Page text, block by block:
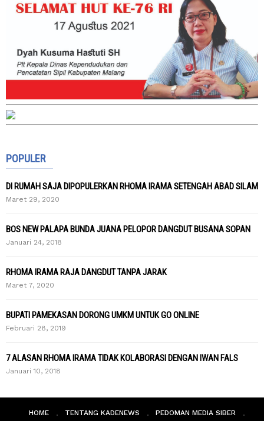
POPULER
DI RUMAH SAJA DIPOPULERKAN RHOMA IRAMA SETENGAH ABAD SILAM
Maret 29, 2020
BOS NEW PALAPA BUNDA JUANA PELOPOR DANGDUT BUSANA SOPAN
Januari 24, 2018
RHOMA IRAMA RAJA DANGDUT TANPA JARAK
Maret 7, 2020
BUPATI PAMEKASAN DORONG UMKM UNTUK GO ONLINE
Februari 28, 2019
7 ALASAN RHOMA IRAMA TIDAK KOLABORASI DENGAN IWAN FALS
Januari 10, 2018
HOME TENTANG KADENEWS PEDOMAN MEDIA SIBER